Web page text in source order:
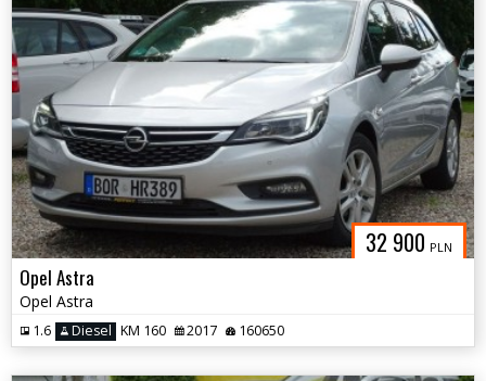
32 900 PLN
Opel Astra
Opel Astra
1.6 Diesel KM 160 2017 160650